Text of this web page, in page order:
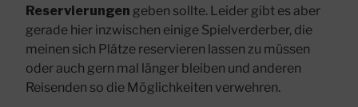
Reservierungen geben sollte. Leider gibt es aber
gerade hier inzwischen einige Spielverderber, die
meinen sich Plätze reservieren lassen zu müssen
oder auch gern mal länger bleiben und anderen
Reisenden so die Möglichkeiten verwehren.